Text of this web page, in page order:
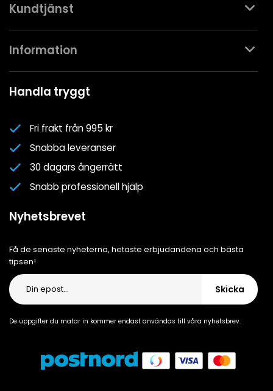
Kundtjänst
Kontakta oss
Mina favoriter
Information
Spa- & Poolguider
Nyhetsbrev
Om oss
Cookiepolicy
Cookie-inställningar
Handla tryggt
Fri frakt från 995 kr
Snabba leveranser
30 dagars ångerrätt
Snabb professionell hjälp
Nyhetsbrevet
Få de senaste nyheterna, hetaste erbjudandena och bästa
tipsen!
Skicka
De uppgifter du matar in kommer endast användas till våra nyhetsbrev.